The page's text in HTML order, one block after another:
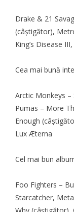
Drake & 21
(câştigător),
King’s Disease
Cea mai bună
Arctic Monkeys –
Pumas – More
Enough
Lux Æterna
Cel mai bun
Foo Fighters –
Starcatcher,